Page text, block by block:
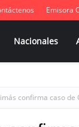
Emisora
Nacionales
confirma caso de